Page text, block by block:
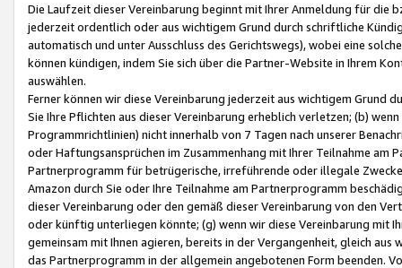
Die Laufzeit dieser Vereinbarung beginnt mit Ihrer Anmeldung für die
jederzeit ordentlich oder aus wichtigem Grund durch schriftliche
automatisch und unter Ausschluss des Gerichtswegs), wobei eine
können kündigen, indem Sie sich über die Partner-Website in Ihrem
auswählen.
Ferner können wir diese Vereinbarung jederzeit aus wichtigem Grund
Sie Ihre Pflichten aus dieser Vereinbarung erheblich verletzen; (b)
Programmrichtlinien) nicht innerhalb von 7 Tagen nach unserer
oder Haftungsansprüchen im Zusammenhang mit Ihrer Teilnahme am
Partnerprogramm für betrügerische, irreführende oder illegale
Amazon durch Sie oder Ihre Teilnahme am Partnerprogramm
dieser Vereinbarung oder den gemäß dieser Vereinbarung von den
oder künftig unterliegen könnte; (g) wenn wir diese Vereinbarung mit
gemeinsam mit Ihnen agieren, bereits in der Vergangenheit, gleich
das Partnerprogramm in der allgemein angebotenen Form beenden.